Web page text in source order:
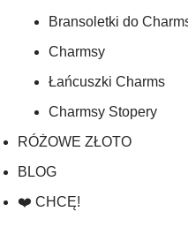
Bransoletki do
Charmsy
Łańcuszki Charms
Charmsy Stopery
RÓŻOWE ZŁOTO
BLOG
❤️ CHCĘ!